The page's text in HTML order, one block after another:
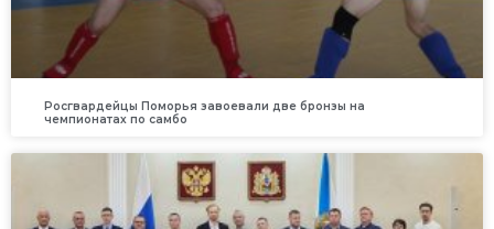
Росгвардейцы Поморья завоевали две бронзы на
чемпионатах по самбо